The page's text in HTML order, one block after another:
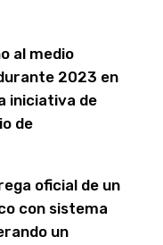
al medio
2023 en
iniciativa de
de
oficial de un
con sistema
un